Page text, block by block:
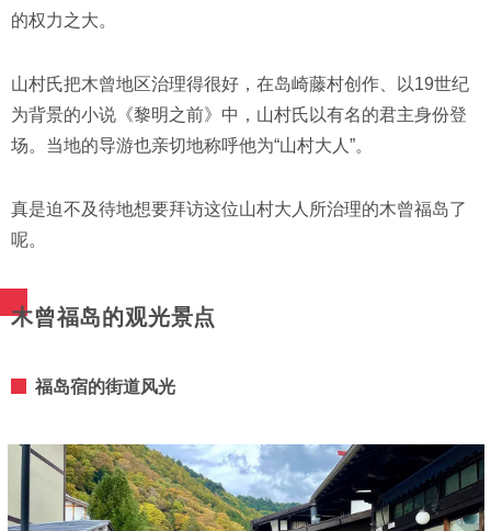
的权力之大。
山村氏把木曾地区治理得很好，在岛崎藤村创作、以19世纪
为背景的小说《黎明之前》中，山村氏以有名的君主身份登
场。当地的导游也亲切地称呼他为“山村大人”。
真是迫不及待地想要拜访这位山村大人所治理的木曾福岛了
呢。
木曾福岛的观光景点
福岛宿的街道风光